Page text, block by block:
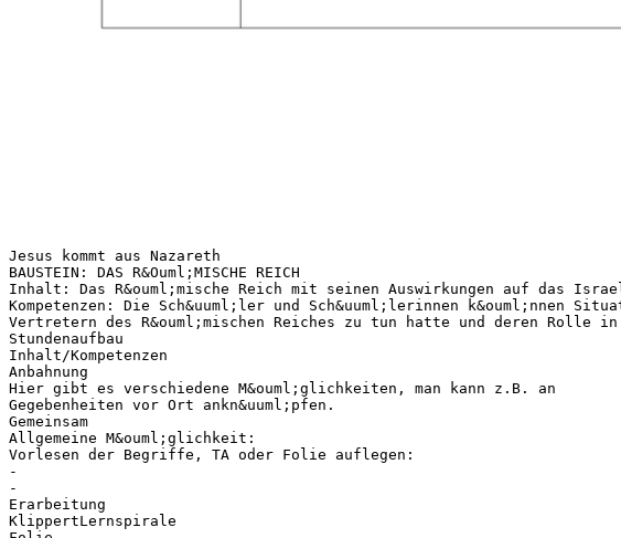
Jesus kommt aus Nazareth
BAUSTEIN: DAS R&Ouml;MISCHE REICH
Inhalt: Das R&ouml;mische Reich mit seinen Auswirkungen auf das
Kompetenzen: Die Sch&uuml;ler und Sch&uuml;lerinnen k&ouml;nnen
Vertretern des R&ouml;mischen Reiches zu tun hatte und deren Rolle
Stundenaufbau
Inhalt/Kompetenzen
Anbahnung
Hier gibt es verschiedene M&ouml;glichkeiten, man kann z.B. an
Gegebenheiten vor Ort ankn&uuml;pfen.
Gemeinsam
Allgemeine M&ouml;glichkeit:
Vorlesen der Begriffe, TA oder Folie auflegen:
-
-
Erarbeitung
KlippertLernspirale